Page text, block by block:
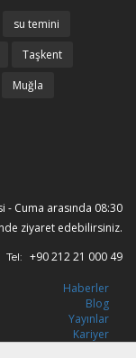
su temini
Taşkent
Muğla
Cuma arasında 08:30
ziyaret edebilirsiniz.
Tel: +90 212 21 000 49
Haberler
Blog
Yayınlar
Kariyer